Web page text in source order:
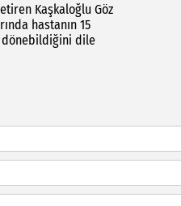
Kaşkaloğlu Göz
hastanın 15
dönebildiğini dile